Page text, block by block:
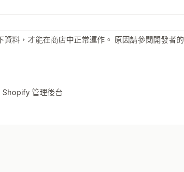
資料，才能在商店中正常運作。 原因請參閱開發者的
Shopify 管理後台